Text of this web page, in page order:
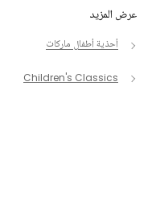
عرض المزيد
أحذية أطفال ماركات
Children's Classics